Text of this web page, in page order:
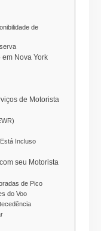
de
Nova York
de Motorista
Incluso
seu Motorista
de Pico
do Voo